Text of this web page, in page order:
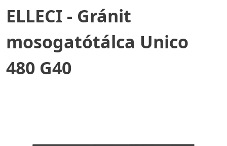
ELLECI - Gránit
mosogatótálca Unico
480 G40